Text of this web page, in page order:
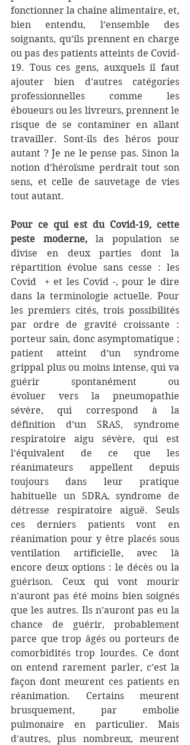
fonctionner la chaîne alimentaire, et,
bien entendu, l’ensemble des
soignants, qu’ils prennent en charge
ou pas des patients atteints de Covid-
19. Tous ces gens, auxquels il faut
ajouter bien d’autres catégories
professionnelles comme les
éboueurs ou les livreurs, prennent le
risque de se contaminer en allant
travailler. Sont-ils des héros pour
autant ? Je ne le pense pas. Sinon la
notion d’héroïsme perdrait tout son
sens, et celle de sauvetage de vies
tout autant.
Pour ce qui est du Covid-19, cette
peste moderne, la population se
divise en deux parties dont la
répartition évolue sans cesse : les
Covid  + et les Covid -, pour le dire
dans la terminologie actuelle. Pour
les premiers cités, trois possibilités
par ordre de gravité croissante :
porteur sain, donc asymptomatique ;
patient atteint d’un syndrome
grippal plus ou moins intense, qui va
guérir spontanément ou
évoluer vers la pneumopathie
sévère, qui correspond à la
définition d’un SRAS, syndrome
respiratoire aigu sévère, qui est
l’équivalent de ce que les
réanimateurs appellent depuis
toujours dans leur pratique
habituelle un SDRA, syndrome de
détresse respiratoire aiguë. Seuls
ces derniers patients vont en
réanimation pour y être placés sous
ventilation artificielle, avec là
encore deux options : le décès ou la
guérison. Ceux qui vont mourir
n’auront pas été moins bien soignés
que les autres. Ils n’auront pas eu la
chance de guérir, probablement
parce que trop âgés ou porteurs de
comorbidités trop lourdes. Ce dont
on entend rarement parler, c’est la
façon dont meurent ces patients en
réanimation. Certains meurent
brusquement, par embolie
pulmonaire en particulier. Mais
d’autres, plus nombreux, meurent